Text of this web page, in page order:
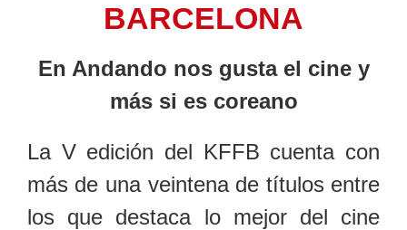
BARCELONA
En Andando nos gusta el cine y
más si es coreano
La V edición del KFFB cuenta con
más de una veintena de títulos entre
los que destaca lo mejor del cine